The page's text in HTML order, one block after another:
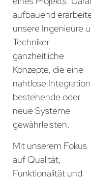
aufbauend
unsere Ingenieure
Techniker
ganzheitliche
Konzepte, die eine
nahtlose
bestehende oder
neue Systeme
gewährleisten.
Mit unserem Fokus
auf Qualität,
Funktionalität und